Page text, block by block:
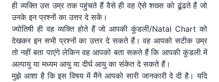
ही व्यक्ति उस उम्र तक पहुंचते हैं वैसे ही वह ऐसे शख्स को ढूंढते हैं जो
उनके इन प्रश्नों का उत्तर दे सकें।
ज्योतिषी ही वह व्यक्ति होते हैं जो आपकी कुंडली/Natal Chart को
देखकर इन सभी प्रश्नों का उत्तर दे सकते हैं। वह आपको सटीक उम्र
तो नहीं बता पाएंगे लेकिन वह आपको बता सकते हैं कि आपकी कुंडली में
अल्पायु या मध्यम आयु या दीर्घ आयु का संकेत दे सकते हैं।
मुझे आशा है कि इस विषय में मैंने आपको सारी जानकारी दे दी है। यदि